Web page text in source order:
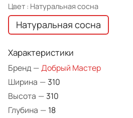
Цвет : Натуральная сосна
Натуральная сосна
Характеристики
Бренд —Добрый Мастер
Ширина — 310
Высота — 310
Глубина — 18